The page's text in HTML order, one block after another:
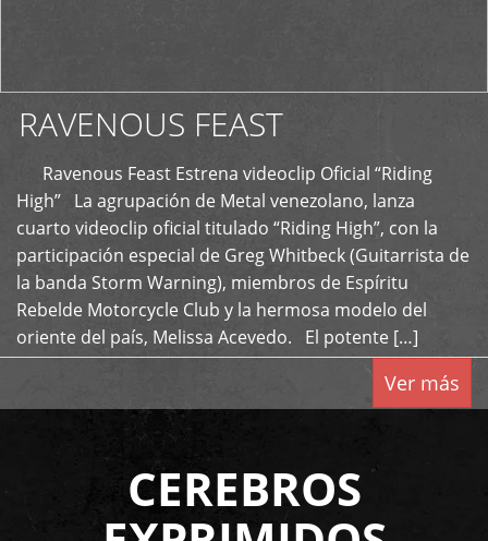
RAVENOUS FEAST
Ravenous Feast Estrena videoclip Oficial “Riding
High” La agrupación de Metal venezolano, lanza
cuarto videoclip oficial titulado “Riding High”, con la
participación especial de Greg Whitbeck (Guitarrista de
la banda Storm Warning), miembros de Espíritu
Rebelde Motorcycle Club y la hermosa modelo del
oriente del país, Melissa Acevedo. El potente […]
Ver más
CEREBROS